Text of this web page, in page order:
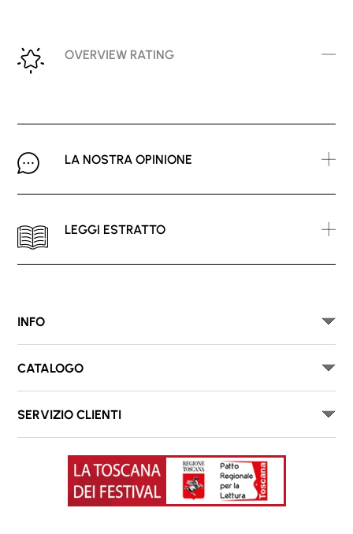
OVERVIEW RATING
LA NOSTRA OPINIONE
LEGGI ESTRATTO
INFO
CATALOGO
SERVIZIO CLIENTI